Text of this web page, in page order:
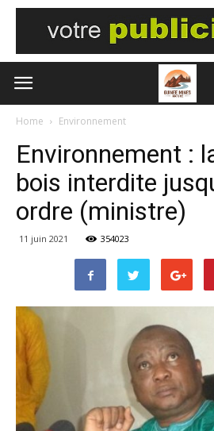
Home Environnement
Environnement :
bois interdite
ordre (ministre)
11 juin 2021 354023